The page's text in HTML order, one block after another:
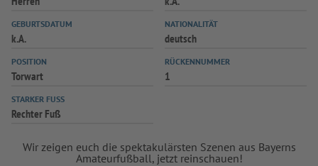
GEBURTSDATUM
k.A.
NATIONALITÄT
deutsch
POSITION
Torwart
RÜCKENNUMMER
1
STARKER FUSS
Rechter Fuß
Wir zeigen euch die spektakulärsten Szenen aus Bayerns
Amateurfußball, jetzt reinschauen!